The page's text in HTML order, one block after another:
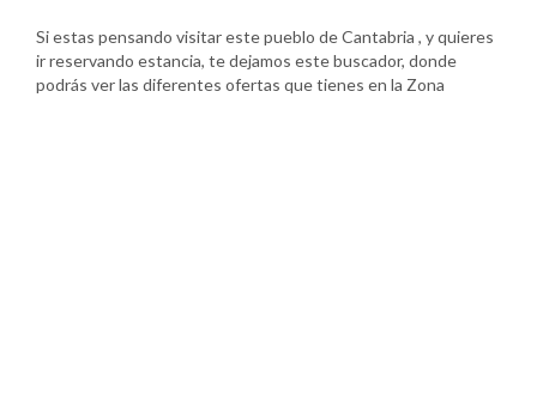
Si estas pensando visitar este pueblo de Cantabria , y quieres
ir reservando estancia, te dejamos este buscador, donde
podrás ver las diferentes ofertas que tienes en la Zona